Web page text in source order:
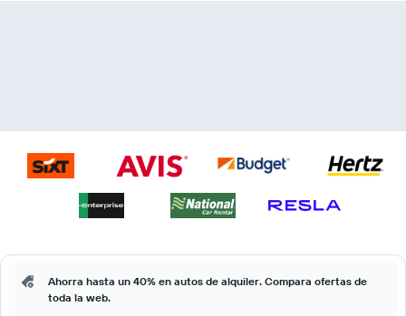
Ahorra hasta un 40% en autos de alquiler. Compara ofertas de
toda la web.